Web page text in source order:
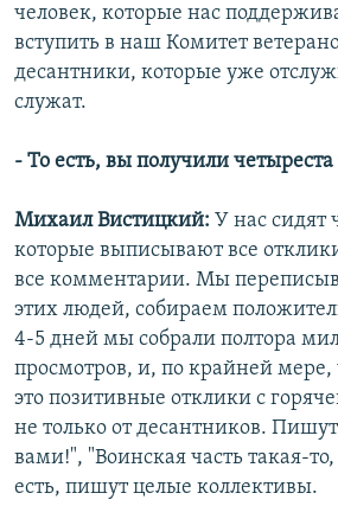
человек, которые нас
вступить в наш Комитет
десантники, которые уже
служат.
- То есть, вы получили
Михаил Вистицкий: У нас сидят
которые выписывают все
все комментарии. Мы
этих людей, собираем
4-5 дней мы собрали полтора
просмотров, и, по крайней мере,
это позитивные отклики с
не только от десантников.
вами!", "Воинская часть такая-
есть, пишут целые коллективы.